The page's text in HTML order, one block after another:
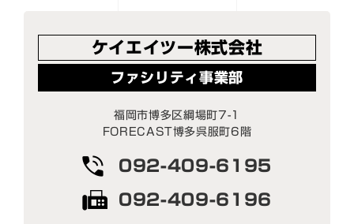
ケイエイツー株式会社
ファシリティ事業部
福岡市博多区綱場町7-1
FORECAST博多呉服町6階
092-409-6195
092-409-6196